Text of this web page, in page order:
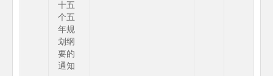
十五
个五
年规
划纲
要的
通知